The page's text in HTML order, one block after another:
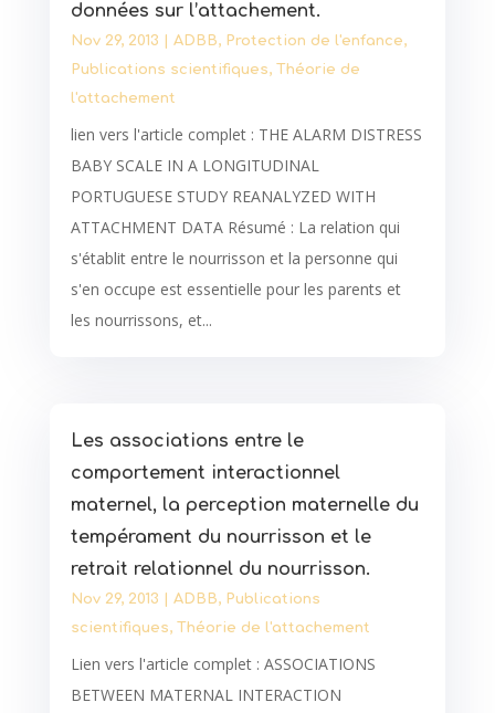
données sur l’attachement.
Nov 29, 2013 ADBB, Protection de l'enfance,
Publications scientifiques, Théorie de
l'attachement
lien vers l'article complet : THE ALARM DISTRESS
BABY SCALE IN A LONGITUDINAL
PORTUGUESE STUDY REANALYZED WITH
ATTACHMENT DATA Résumé : La relation qui
s'établit entre le nourrisson et la personne qui
s'en occupe est essentielle pour les parents et
les nourrissons, et...
Les associations entre le
comportement interactionnel
maternel, la perception maternelle du
tempérament du nourrisson et le
retrait relationnel du nourrisson.
Nov 29, 2013 ADBB, Publications
scientifiques, Théorie de l'attachement
Lien vers l'article complet : ASSOCIATIONS
BETWEEN MATERNAL INTERACTION